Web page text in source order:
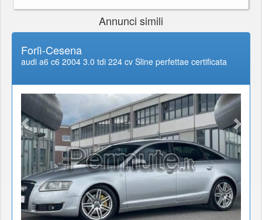
Annunci simili
Forlì-Cesena
audi a6 c6 2004 3.0 tdi 224 cv Sline perfettae certificata